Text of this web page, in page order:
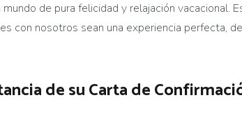
de pura felicidad y relajación vacacional.
con nosotros sean una experiencia perfecta,
de su Carta de